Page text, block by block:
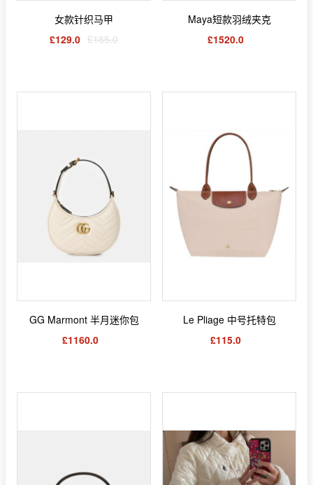
女款针织马甲
£129.0 £185.0
Maya短款羽绒夹克
£1520.0
GG Marmont 半月迷你包
£1160.0
Le Pliage 中号托特包
£115.0